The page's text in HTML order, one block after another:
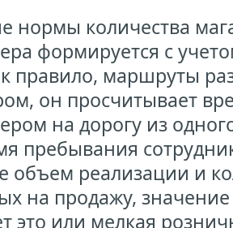
нормы количества
формируется с
правило, маршруты
он просчитывает
на дорогу из
пребывания
объем реализации и
на продажу,
это или мелкая